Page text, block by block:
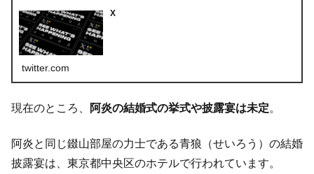
X
twitter.com
現在のところ、 阿炎の結婚式の挙式や披露宴は未定。
阿炎と同じ錣山部屋の力士である青狼（せいろう）の結婚
披露宴は、東京都中央区のホテルで行われています。